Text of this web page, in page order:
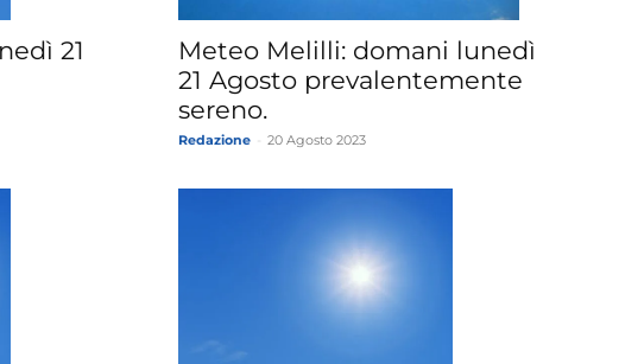
21
Meteo Melilli: domani lunedì
21 Agosto prevalentemente
sereno.
Redazione 20 Agosto 2023